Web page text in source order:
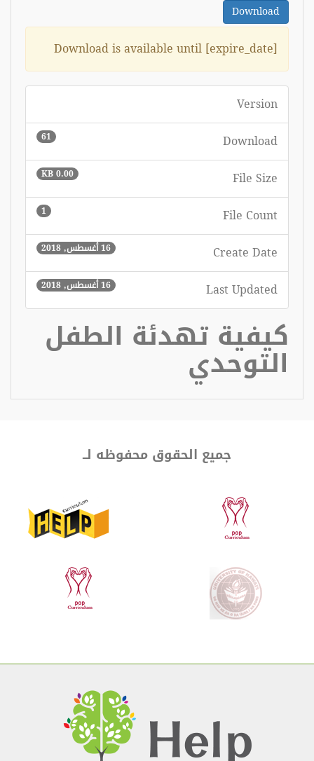
Download
Download is available until [expire_date]
Version
Download
61
File Size
0.00 KB
File Count
1
Create Date 16 أغسطس, 2018
Last Updated 16 أغسطس, 2018
كيفية تهدئة الطفل
التوحدي
جميع الحقوق محفوظه لــ